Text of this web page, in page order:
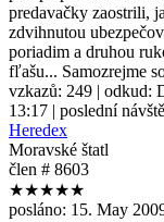
predavačky zaostrili,
zdvihnutou
poriadim a druhou
fľašu... Samozrejme
vzkazů: 249 | odkud:
13:17 | poslední
Heredex
Moravské štatl
člen # 8603
★★★★★
posláno: 15. May